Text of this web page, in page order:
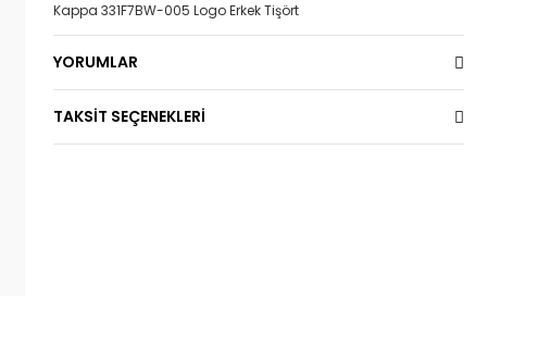
Kappa 331F7BW-005 Logo Erkek Tişört
YORUMLAR
TAKSİT SEÇENEKLERİ